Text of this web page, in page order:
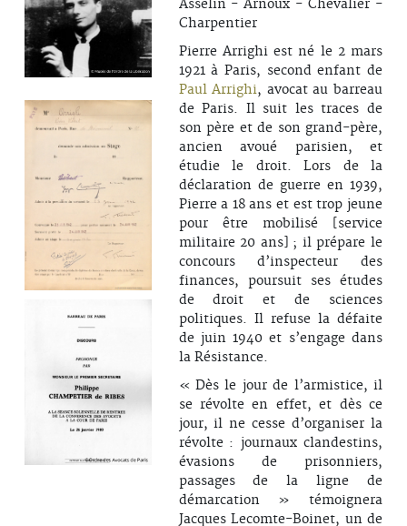
Asselin - Arnoux - Chevalier -
Charpentier
Pierre Arrighi est né le 2 mars
1921 à Paris, second enfant de
Paul Arrighi, avocat au barreau
de Paris. Il suit les traces de
son père et de son grand-père,
ancien avoué parisien, et
étudie le droit. Lors de la
déclaration de guerre en 1939,
Pierre a 18 ans et est trop jeune
pour être mobilisé [service
militaire 20 ans] ; il prépare le
concours d’inspecteur des
finances, poursuit ses études
de droit et de sciences
politiques. Il refuse la défaite
de juin 1940 et s’engage dans
la Résistance.
« Dès le jour de l’armistice, il
se révolte en effet, et dès ce
jour, il ne cesse d’organiser la
révolte : journaux clandestins,
évasions de prisonniers,
passages de la ligne de
démarcation » témoignera
Jacques Lecomte-Boinet, un de